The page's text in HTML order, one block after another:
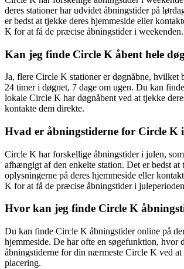
deres stationer har udvidet åbningstider på
er bedst at tjekke deres hjemmeside eller
K for at få de præcise åbningstider i weekenden.
Kan jeg finde Circle K åbent hele
Ja, flere Circle K stationer er døgnåbne, hvilket
24 timer i døgnet, 7 dage om ugen. Du kan
lokale Circle K har døgnåbent ved at tjekke
kontakte dem direkte.
Hvad er åbningstiderne for Circle K
Circle K har forskellige åbningstider i julen,
afhængigt af den enkelte station. Det er bedst at
oplysningerne på deres hjemmeside eller
K for at få de præcise åbningstider i
Hvor kan jeg finde Circle K
Du kan finde Circle K åbningstider online på
hjemmeside. De har ofte en søgefunktion, hvor
åbningstiderne for din nærmeste Circle K ved at
placering.